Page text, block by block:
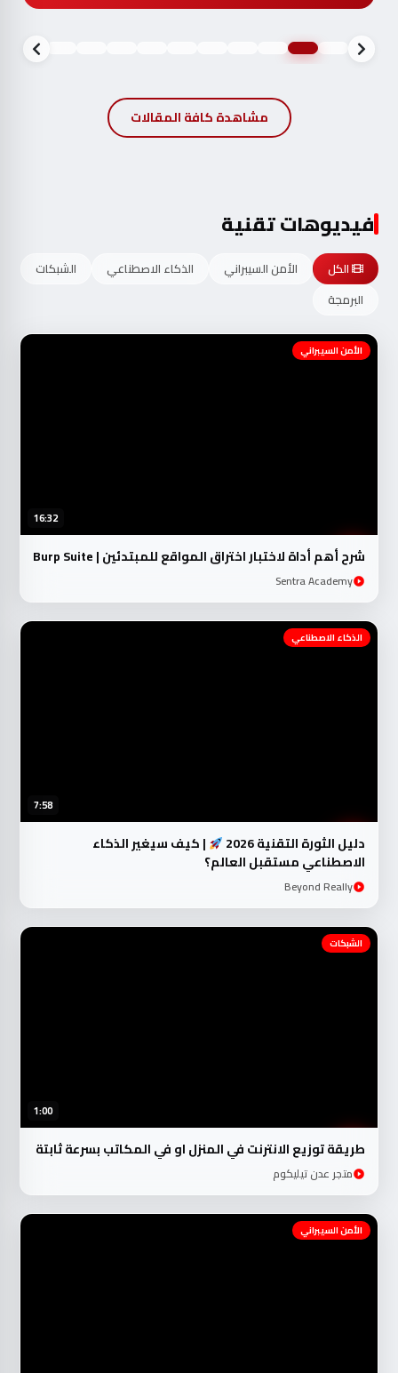
مشاهدة كافة المقالات
فيديوهات تقنية
الكل الأمن السيبراني الذكاء الاصطناعي
الشبكات
البرمجة
16:32
الأمن السيبراني
شرح أهم أداة لاختبار اختراق المواقع للمبتدئين | Burp Suite
Sentra Academy
7:58
الذكاء الاصطناعي
دليل الثورة التقنية 2026
| كيف سيغير الذكاء
الاصطناعي مستقبل العالم؟
Beyond Really
1:00
الشبكات
طريقة توزيع الانترنت في المنزل او في المكاتب بسرعة ثابتة
متجر عدن تيليكوم
الأمن السيبراني